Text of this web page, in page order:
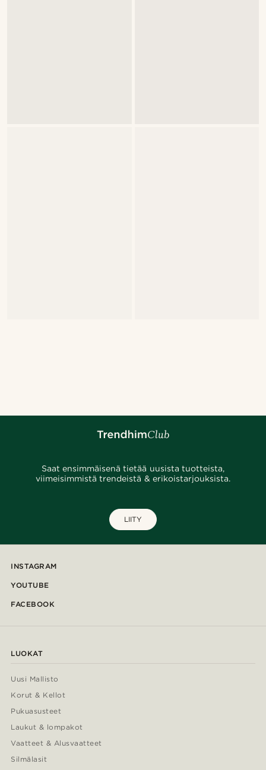
Saat ensimmäisenä tietää uusista tuotteista,
viimeisimmistä trendeistä & erikoistarjouksista.
LIITY
INSTAGRAM
YOUTUBE
FACEBOOK
LUOKAT
Uusi Mallisto
Korut & Kellot
Pukuasusteet
Laukut & lompakot
Vaatteet & Alusvaatteet
Silmälasit